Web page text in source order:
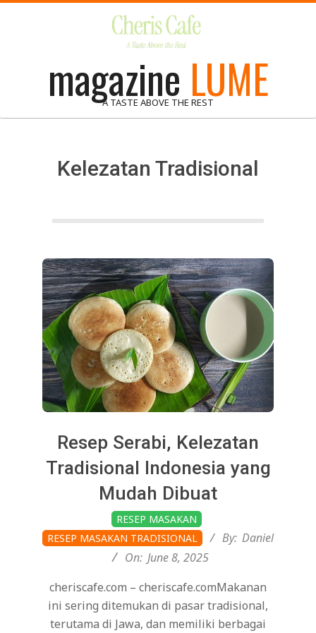
magazine LUME
A TASTE ABOVE THE REST
Kelezatan Tradisional
Resep Serabi, Kelezatan
Tradisional Indonesia yang
Mudah Dibuat
06-
08
RESEP MASAKAN
RESEP MASAKAN TRADISIONAL
By: Daniel
On: June 8, 2025
cheriscafe.com – cheriscafe.comMakanan
ini sering ditemukan di pasar tradisional,
terutama di Jawa, dan memiliki berbagai